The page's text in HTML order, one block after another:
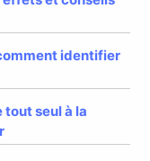
identifier
seul à la